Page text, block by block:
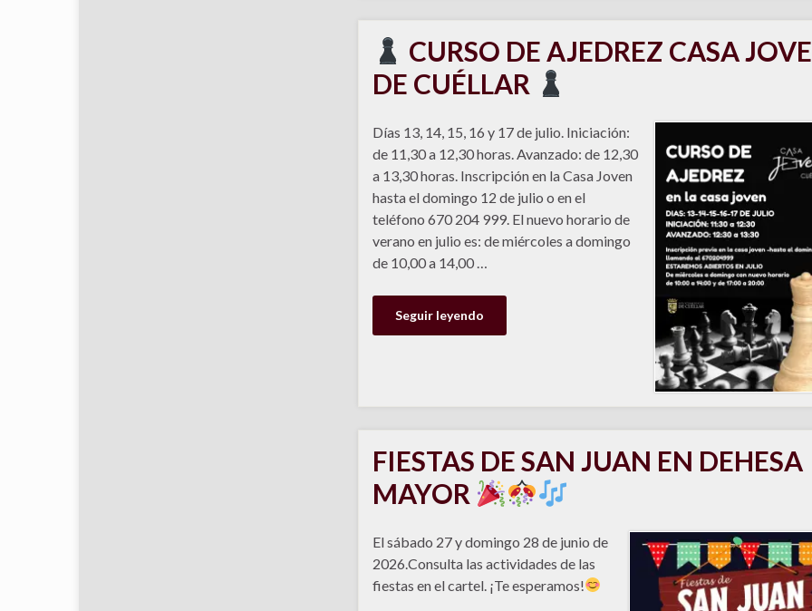
CURSO DE AJEDREZ CASA
DE CUÉLLAR
Días 13, 14, 15, 16 y 17 de julio. Iniciación:
de 11,30 a 12,30 horas. Avanzado: de 12,30
a 13,30 horas. Inscripción en la Casa Joven
hasta el domingo 12 de julio o en el
teléfono 670 204 999. El nuevo horario de
verano en julio es: de miércoles a domingo
de 10,00 a 14,00 …
Seguir leyendo
FIESTAS DE SAN JUAN EN DEHESA
MAYOR
El sábado 27 y domingo 28 de junio de
2026.Consulta las actividades de las
fiestas en el cartel. ¡Te esperamos!